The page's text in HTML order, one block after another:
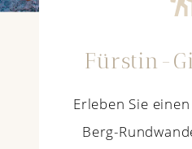
Fürstin-
Erleben Sie
Berg-